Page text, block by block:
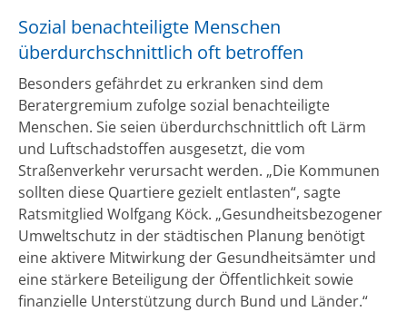
Sozial benachteiligte Menschen
überdurchschnittlich oft betroffen
Besonders gefährdet zu erkranken sind dem
Beratergremium zufolge sozial benachteiligte
Menschen. Sie seien überdurchschnittlich oft Lärm
und Luftschadstoffen ausgesetzt, die vom
Straßenverkehr verursacht werden. „Die Kommunen
sollten diese Quartiere gezielt entlasten“, sagte
Ratsmitglied Wolfgang Köck. „Gesundheitsbezogener
Umweltschutz in der städtischen Planung benötigt
eine aktivere Mitwirkung der Gesundheitsämter und
eine stärkere Beteiligung der Öffentlichkeit sowie
finanzielle Unterstützung durch Bund und Länder.“